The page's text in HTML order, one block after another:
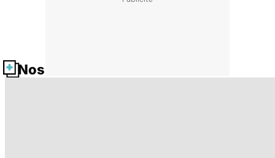
Nos fiches santé